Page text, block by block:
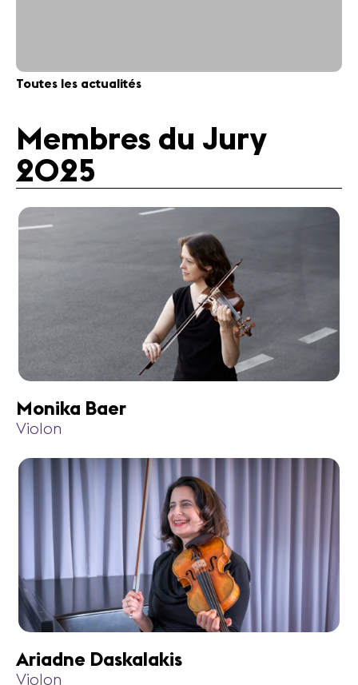
Toutes les actualités
Membres du Jury
2025
Monika Baer
Violon
Ariadne Daskalakis
Violon